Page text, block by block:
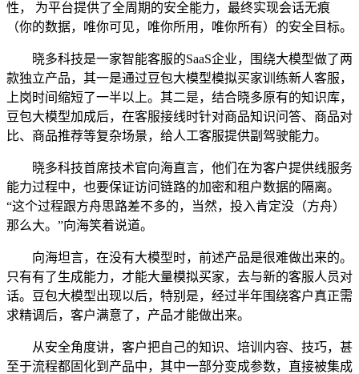
性， 为平台提供了全周期的安全能力，最终实现会话无痕
（你的数据，唯你可见，唯你所用，唯你所有）的安全目标。
晓多科技是一家智能客服的SaaS企业，围绕大模型做了两
款独立产品，其一是通过豆包大模型模拟买家训练新人客服，
上岗时间缩短了一半以上。其二是，结合晓多原有的知识库，
豆包大模型加成后，在客服接线时针对商品知识问答、商品对
比、商品推荐等复杂场景，给人工客服提供副驾驶能力。
晓多科技首席技术官向海直言，他们在为客户提供线服务
能力过程中，也要保证访问链路的加密和租户数据的隔离。
“这个过程跟方舟思路差不多的，当然，投入肯定没（方舟）
那么大。”向海笑着说道。
向海坦言，在没有大模型时，前述产品是很难做出来的。
只有有了生成能力，才能大量模拟买家，去与新的客服人员对
话。豆包大模型出现以后，特别是，经过半年围绕客户真正需
求精调后，客户满意了，产品才能做出来。
从安全角度讲，客户把自己的知识、培训内容、技巧，甚
至于流程都固化到产品中，其中一部分变成参数，直接被集成